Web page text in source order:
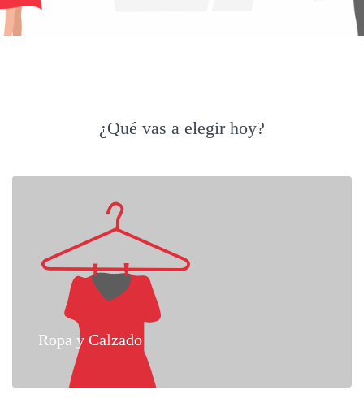
¿Qué vas a elegir hoy?
Ropa y Calzado